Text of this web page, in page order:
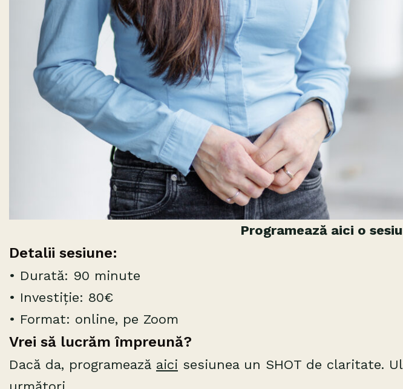
Programează aici o
Detalii sesiune:
• Durată: 90 minute
• Investiție: 80€
• Format: online, pe Zoom
Vrei să lucrăm împreună?
Dacă da, programează aici sesiunea un SHOT de claritate.